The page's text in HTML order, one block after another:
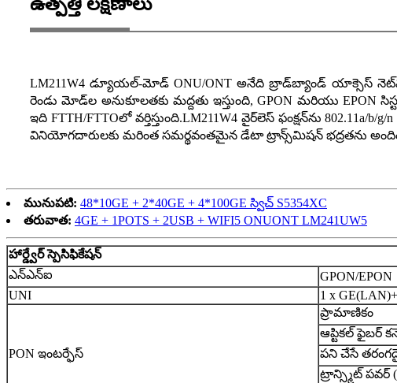
LM211W4 డ్యూయల్-మోడ్ ONU/ONT అనేది బ్రాడ్‌బ్యాండ్ యాక్సెస్
రెండు మోడ్‌ల అనుకూలతకు మద్దతు ఇస్తుంది, GPON మరియు
ఇది FTTH/FTTOలో వర్తిస్తుంది.LM211W4 వైర్‌లెస్ ఫంక్షన్‌ను
వినియోగదారులకు మరింత సమర్థవంతమైన డేటా ట్రాన్స్‌మిషన్ భద్రతను
మునుపటి: 48*10GE + 2*40GE + 4*100GE స్విచ్ S5354XC
తరువాత: 4GE + 1POTS + 2USB + WIFI5 ONUONT LM241UW5
హార్డ్వేర్ స్పెసిఫికేషన్
ఎన్ఎన్ఐ
GPON/EPON
UNI
1 x
PON ఇంటర్ఫేస్
ప్రామాణికం
ఆప్టికల్ ఫైబర్
పని చేసే
ట్రాన్స్మిట్ పవర్